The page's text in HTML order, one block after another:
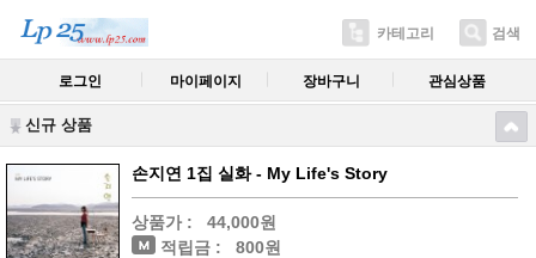
카테고리 검색
로그인 마이페이지 장바구니 관심상품
신규 상품
손지연 1집 실화 - My Life's Story
상품가 :
44,000원
적립금 :
800원